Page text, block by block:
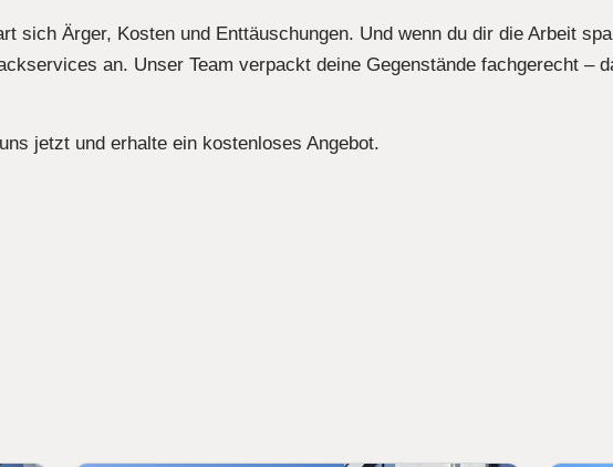
sich Ärger, Kosten und Enttäuschungen. Und wenn du dir die Arbeit
an. Unser Team verpackt deine Gegenstände fachgerecht –
jetzt und erhalte ein kostenloses Angebot.